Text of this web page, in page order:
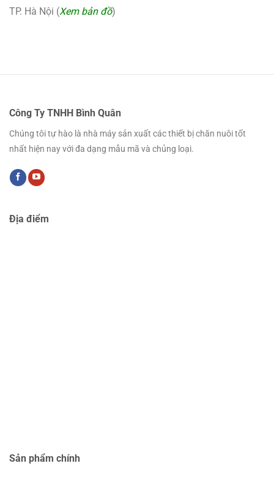
TP. Hà Nội (Xem bản đồ)
Công Ty TNHH Bình Quân
Chúng tôi tự hào là nhà máy sản xuất các thiết bị chăn nuôi tốt
nhất hiện nay với đa dạng mẫu mã và chủng loại.
Sản phẩm chính
Địa điểm